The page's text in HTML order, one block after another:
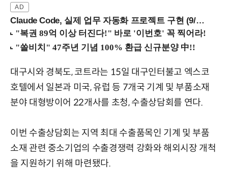
Claude Code, 실제 업무 자동화 프로젝트 구현 (9/16 ~17 강남역)
대구시와 경북도, 코트라는 15일 대구인터불고 엑스코
호텔에서 일본과 미국, 유럽 등 7개국 기계 및 부품소재
분야 대형방이어 22개사를 초청, 수출상담회를 연다.
이번 수출상담회는 지역 최대 수출품목인 기계 및 부품
소재 관련 중소기업의 수출경쟁력 강화와 해외시장 개척
을 지원하기 위해 마련됐다.